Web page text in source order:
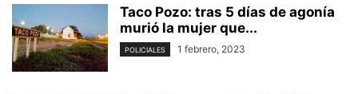
Taco Pozo: tras 5 días de agonía
murió la mujer que...
POLICIALES 1 febrero, 2023